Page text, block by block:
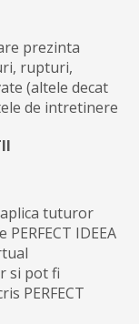
prezinta
rupturi,
(altele decat
de intretinere
tuturor
IDEEA
si pot fi
PERFECT